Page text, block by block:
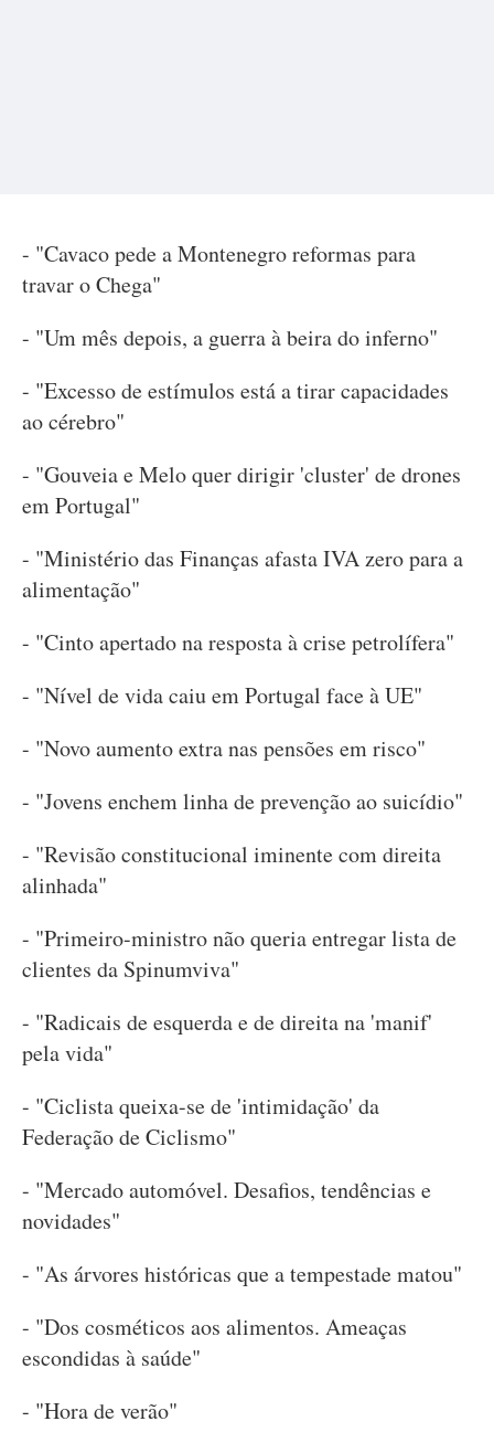
- "Cavaco pede a Montenegro reformas para
travar o Chega"
- "Um mês depois, a guerra à beira do inferno"
- "Excesso de estímulos está a tirar capacidades
ao cérebro"
- "Gouveia e Melo quer dirigir 'cluster' de drones
em Portugal"
- "Ministério das Finanças afasta IVA zero para a
alimentação"
- "Cinto apertado na resposta à crise petrolífera"
- "Nível de vida caiu em Portugal face à UE"
- "Novo aumento extra nas pensões em risco"
- "Jovens enchem linha de prevenção ao suicídio"
- "Revisão constitucional iminente com direita
alinhada"
- "Primeiro-ministro não queria entregar lista de
clientes da Spinumviva"
- "Radicais de esquerda e de direita na 'manif'
pela vida"
- "Ciclista queixa-se de 'intimidação' da
Federação de Ciclismo"
- "Mercado automóvel. Desafios, tendências e
novidades"
- "As árvores históricas que a tempestade matou"
- "Dos cosméticos aos alimentos. Ameaças
escondidas à saúde"
- "Hora de verão"